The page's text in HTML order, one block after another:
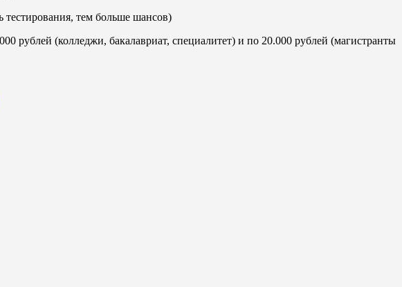
тестирования, тем больше шансов)
рублей (колледжи, бакалавриат, специалитет) и по 20.000 рублей (магистранты